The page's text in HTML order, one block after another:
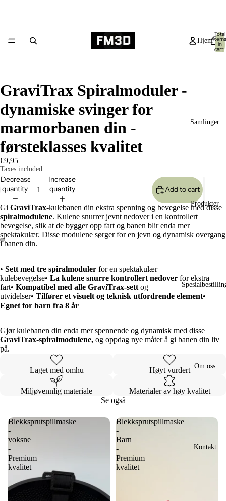
Hjem
Samlinger
Produkter
Om oss
Kontakt
Total
items
in
cart:
0
image
in
full
screen
image
in
full
screen
GraviTrax Spiralmoduler -
dynamiske svinger for
marmorbanen din -
førsteklasses kvalitet
€9,95
Taxes included.
Decrease
quantity
Increase
quantity
Add to cart
Gi GraviTrax-kulebanen din ekstra spenning og bevegelse med disse
spiralmodulene. Kulene snurrer jevnt nedover i en kontrollert
bevegelse, slik at de bygger opp fart og banen blir enda mer
spektakulær. Disse modulene sørger for en jevn og dynamisk overgang
i banen din.
• Sett med tre spiralmoduler for en spektakulær
kulebevegelse• La kulene snurre kontrollert nedover for ekstra
fart• Kompatibel med alle GraviTrax-sett og
utvidelser• Tilfører et visuelt og teknisk utfordrende element•
Egnet for barn fra 8 år
Gjør kulebanen din enda mer spennende og dynamisk med disse
GraviTrax-spiralmodulene, og oppdag nye måter å gi banen din liv
på.
Laget med omhu Høyt vurdert
Miljøvennlig materiale
Materialer av høy kvalitet
Se også
Blekksprutspillmaske
-
voksne
-
Premium
kvalitet
Blekksprutspillmaske
-
Barn
-
Premium
kvalitet